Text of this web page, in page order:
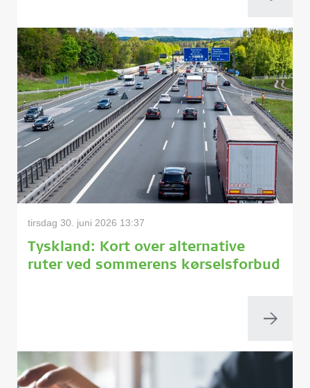
tirsdag 30. juni 2026 13:37
Tyskland: Kort over alternative
ruter ved sommerens kørselsforbud